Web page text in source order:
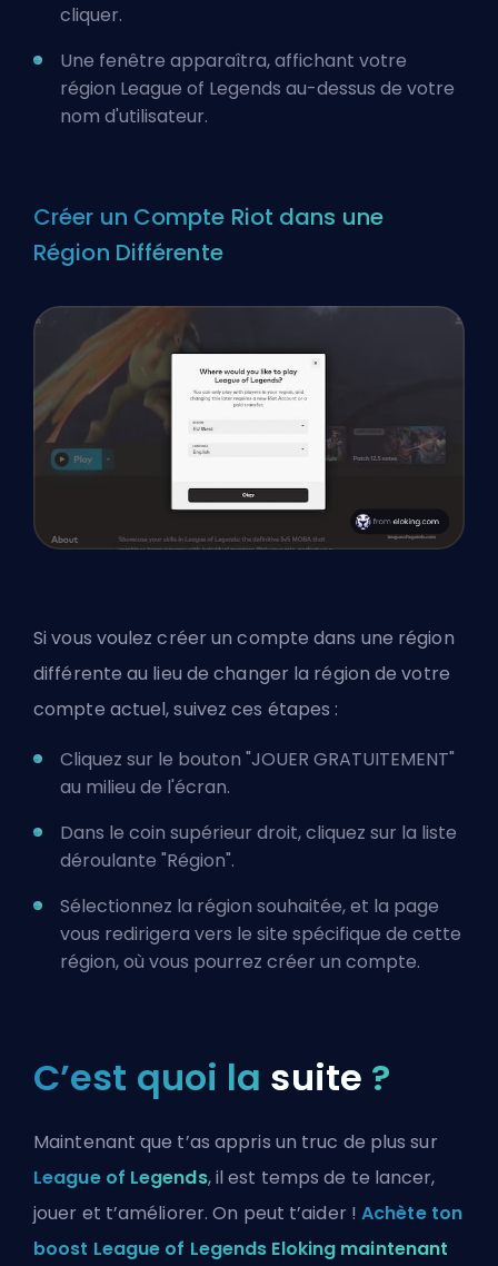
cliquer.
Une fenêtre apparaîtra, affichant votre
région League of Legends au-dessus de votre
nom d'utilisateur.
Créer un Compte Riot dans une
Région Différente
Si vous voulez créer un compte dans une région
différente au lieu de changer la région de votre
compte actuel, suivez ces étapes :
Cliquez sur le bouton "JOUER GRATUITEMENT"
au milieu de l'écran.
Dans le coin supérieur droit, cliquez sur la liste
déroulante "Région".
Sélectionnez la région souhaitée, et la page
vous redirigera vers le site spécifique de cette
région, où vous pourrez créer un compte.
C’est quoi la suite ?
Maintenant que t’as appris un truc de plus sur
League of Legends, il est temps de te lancer,
jouer et t’améliorer. On peut t’aider !Achète ton
boost League of Legends Eloking maintenant